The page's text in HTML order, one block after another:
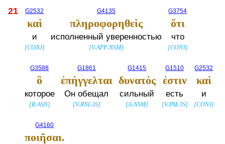
21 G2532
καὶ
и
[CONJ]
G4135
πληροφορηθεὶς
исполненный уверенностью
[V-APP-NSM]
G3754
ὅτι
что
[CONJ]
G3588
ὃ
которое
[R-ASN]
G1861
ἐπήγγελται
Он обещал
[V-RNI-3S]
G1415
δυνατός
сильный
[A-NSM]
G1510
ἐστιν
есть
[V-PAI-3S]
G2532
καὶ
и
[CONJ]
G4160
ποιῆσαι.